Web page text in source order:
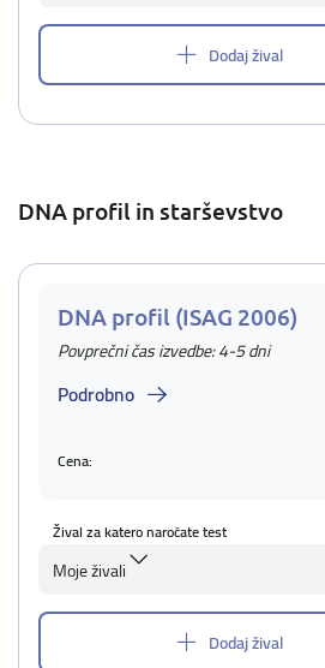
Dodaj žival
DNA profil in starševstvo
DNA profil (ISAG 2006)
Povprečni čas izvedbe: 4-5 dni
Podrobno
Cena:
Žival za katero naročate test
Moje živali
Dodaj žival